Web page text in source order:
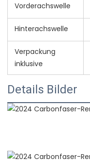
Vorderachswelle
Hinterachswelle
Verpackung
inklusive
Details Bilder